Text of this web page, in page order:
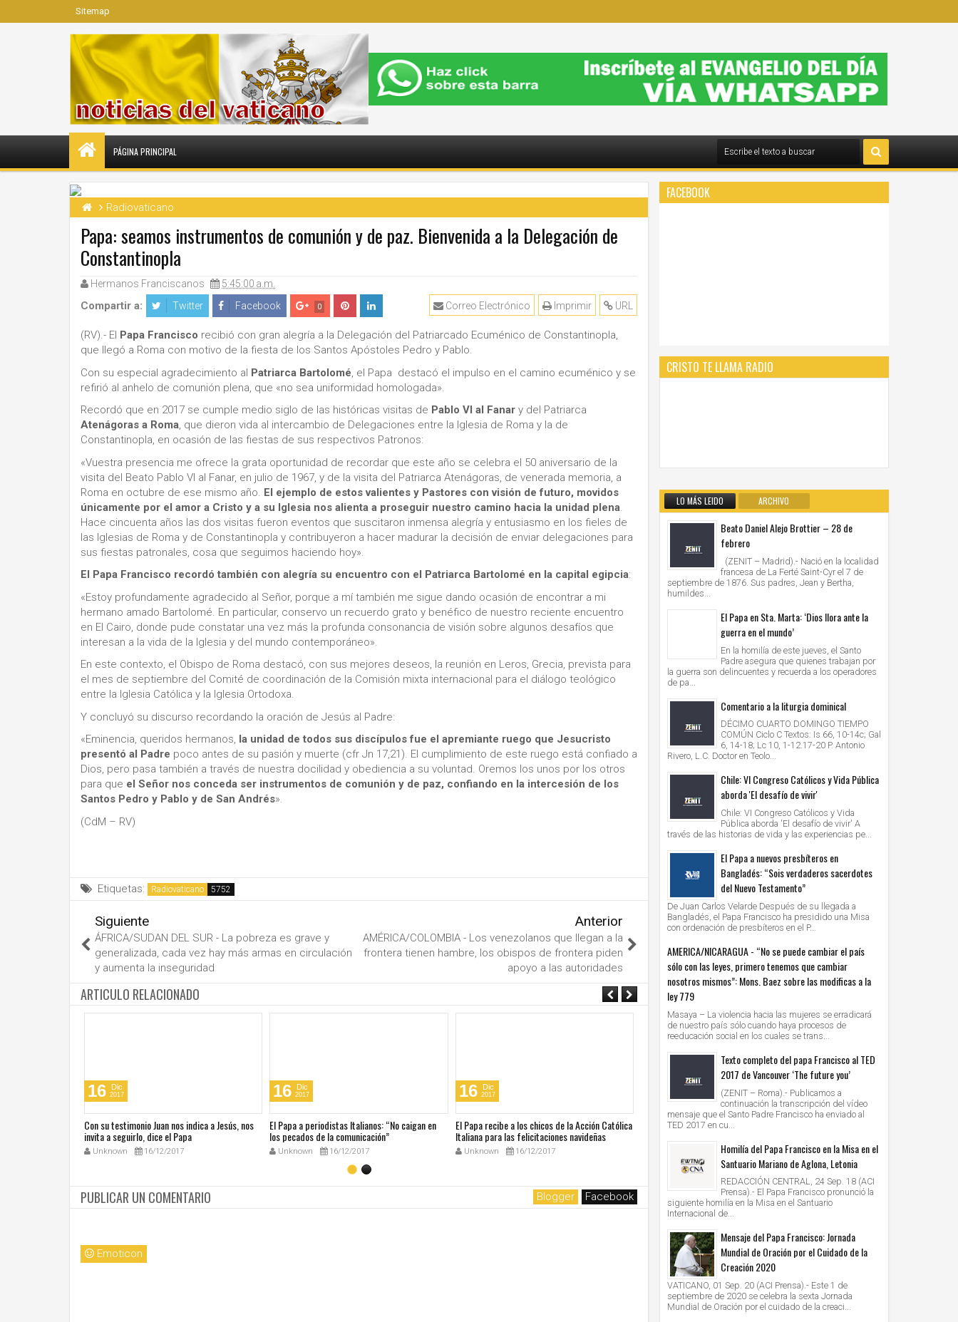
Sitemap
PÁGINA PRINCIPAL
Radiovaticano
Papa: seamos instrumentos de comunión y de paz. Bienvenida a la Delegación de
Constantinopla
Hermanos Franciscanos 5:45:00 a.m.
Compartir a: Twitter Facebook 0 URL
Imprimir
Correo Electrónico
(RV).- El Papa Francisco recibió con gran alegría a la Delegación del Patriarcado Ecuménico de Constantinopla,
que llegó a Roma con motivo de la fiesta de los Santos Apóstoles Pedro y Pablo.
Con su especial agradecimiento al Patriarca Bartolomé , el Papa destacó el impulso en el camino ecuménico y se
refirió al anhelo de comunión plena, que «no sea uniformidad homologada».
Recordó que en 2017 se cumple medio siglo de las históricas visitas de Pablo VI al Fanar y del Patriarca
Atenágoras a Roma, que dieron vida al intercambio de Delegaciones entre la Iglesia de Roma y la de
Constantinopla, en ocasión de las fiestas de sus respectivos Patronos:
«Vuestra presencia me ofrece la grata oportunidad de recordar que este año se celebra el 50 aniversario de la
visita del Beato Pablo VI al Fanar, en julio de 1967, y de la visita del Patriarca Atenágoras, de venerada memoria, a
Roma en octubre de ese mismo año. El ejemplo de estos valientes y Pastores con visión de futuro, movidos
únicamente por el amor a Cristo y a su Iglesia nos alienta a proseguir nuestro camino hacia la unidad plena
Hace cincuenta años las dos visitas fueron eventos que suscitaron inmensa alegría y entusiasmo en los fieles de
las Iglesias de Roma y de Constantinopla y contribuyeron a hacer madurar la decisión de enviar delegaciones para
sus fiestas patronales, cosa que seguimos haciendo hoy».
El Papa Francisco recordó también con alegría su encuentro con el Patriarca Bartolomé en la capital egipcia:
«Estoy profundamente agradecido al Señor, porque a mí también me sigue dando ocasión de encontrar a mi
hermano amado Bartolomé. En particular, conservo un recuerdo grato y benéfico de nuestro reciente encuentro
en El Cairo, donde pude constatar una vez más la profunda consonancia de visión sobre algunos desafíos que
interesan a la vida de la Iglesia y del mundo contemporáneo».
En este contexto, el Obispo de Roma destacó, con sus mejores deseos, la reunión en Leros, Grecia, prevista para
el mes de septiembre del Comité de coordinación de la Comisión mixta internacional para el diálogo teológico
entre la Iglesia Católica y la Iglesia Ortodoxa.
Y concluyó su discurso recordando la oración de Jesús al Padre:
«Eminencia, queridos hermanos, la unidad de todos sus discípulos fue el apremiante ruego que Jesucristo
presentó al Padre poco antes de su pasión y muerte (cfr Jn 17,21). El cumplimiento de este ruego está confiado a
Dios, pero pasa también a través de nuestra docilidad y obediencia a su voluntad. Oremos los unos por los otros
para que el Señor nos conceda ser instrumentos de comunión y de paz, confiando en la intercesión de los
Santos Pedro y Pablo y de San Andrés».
(CdM – RV)
Etiquetas: Radiovaticano
Siguiente
ÁFRICA/SUDAN DEL SUR - La pobreza es grave y
generalizada, cada vez hay más armas en circulación
y aumenta la inseguridad
Anterior
AMÉRICA/COLOMBIA - Los venezolanos que llegan a la
frontera tienen hambre, los obispos de frontera piden
apoyo a las autoridades
ARTICULO RELACIONADO
16 Dic
2017
Con su testimonio Juan nos indica a Jesús, nos
invita a seguirlo, dice el Papa
Unknown 16/12/2017
16 Dic
2017
El Papa a periodistas Italianos: “No caigan en
los pecados de la comunicación”
Unknown 16/12/2017
16 Dic
2017
El Papa recibe a los chicos de la Acción Católica
Italiana para las felicitaciones navideñas
Unknown 16/12/2017
El Papa recibió en audiencia al Presidente de
15/12/2017
15
sobre la Eucaristía
Unknown
PUBLICAR UN COMENTARIO Blogger Facebook
Emoticon
FACEBOOK
CRISTO TE LLAMA RADIO
LO MÁS LEIDO ARCHIVO
Beato Daniel Alejo Brottier – 28 de
febrero
(ZENIT – Madrid).- Nació en la localidad
francesa de La Ferté Saint-Cyr el 7 de
septiembre de 1876. Sus padres, Jean y Bertha,
humildes...
El Papa en Sta. Marta: ‘Dios llora ante la
guerra en el mundo’
En la homilía de este jueves, el Santo
Padre asegura que quienes trabajan por
la guerra son delincuentes y recuerda a los operadores
de pa...
Comentario a la liturgia dominical
DÉCIMO CUARTO DOMINGO TIEMPO
COMÚN Ciclo C Textos: Is 66, 10-14c; Gal
6, 14-18; Lc 10, 1-12.17-20 P. Antonio
Rivero, L.C. Doctor en Teolo...
Chile: VI Congreso Católicos y Vida Pública
aborda 'El desafío de vivir'
Chile: VI Congreso Católicos y Vida
Pública aborda 'El desafío de vivir' A
través de las historias de vida y las experiencias pe...
El Papa a nuevos presbíteros en
Bangladés: “Sois verdaderos sacerdotes
del Nuevo Testamento”
De Juan Carlos Velarde Después de su llegada a
Bangladés, el Papa Francisco ha presidido una Misa
con ordenación de presbíteros en el P...
AMERICA/NICARAGUA - “No se puede cambiar el país
sólo con las leyes, primero tenemos que cambiar
nosotros mismos”: Mons. Baez sobre las modificas a la
ley 779
Masaya – La violencia hacia las mujeres se erradicará
de nuestro país sólo cuando haya procesos de
reeducación social en los cuales se trans...
Texto completo del papa Francisco al TED
2017 de Vancouver ‘The future you’
(ZENIT – Roma).- Publicamos a
continuación la transcripción del vídeo
mensaje que el Santo Padre Francisco ha enviado al
TED 2017 en cu...
Homilía del Papa Francisco en la Misa en el
Santuario Mariano de Aglona, Letonia
REDACCIÓN CENTRAL, 24 Sep. 18 (ACI
Prensa).- El Papa Francisco pronunció la
siguiente homilía en la Misa en el Santuario
Internacional de...
Mensaje del Papa Francisco: Jornada
Mundial de Oración por el Cuidado de la
Creación 2020
VATICANO, 01 Sep. 20 (ACI Prensa).- Este 1 de
septiembre de 2020 se celebra la sexta Jornada
Mundial de Oración por el cuidado de la creaci...